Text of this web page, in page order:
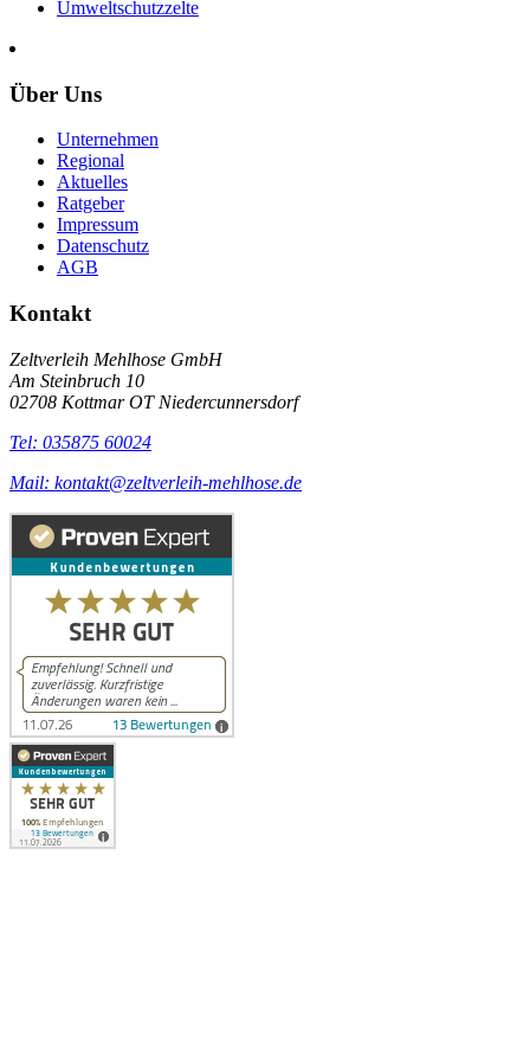
Umweltschutzzelte
Über Uns
Unternehmen
Regional
Aktuelles
Ratgeber
Impressum
Datenschutz
AGB
Kontakt
Zeltverleih Mehlhose GmbH
Am Steinbruch 10
02708 Kottmar OT Niedercunnersdorf
Tel: 035875 60024
Mail: kontakt@zeltverleih-mehlhose.de